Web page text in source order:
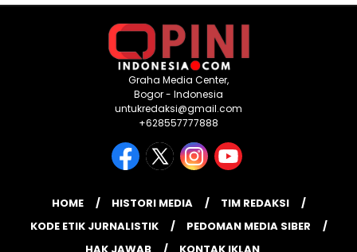
Graha Media Center,
Bogor - Indonesia
untukredaksi@gmail.com
+628557777888
HOME HISTORI MEDIA
TIM REDAKSI
KODE ETIK JURNALISTIK
PEDOMAN MEDIA SIBER